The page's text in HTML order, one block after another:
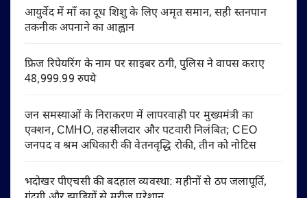
आयुर्वेद में माँ का दूध शिशु के लिए अमृत समान, सही स्तनपान
तकनीक अपनाने का आह्वान
फ्रिज रिपेयरिंग के नाम पर साइबर ठगी, पुलिस ने वापस कराए
48,999.99 रुपये
जन समस्याओं के निराकरण में लापरवाही पर मुख्यमंत्री का
एक्शन, CMHO, तहसीलदार और पटवारी निलंबित; CEO
जनपद व श्रम अधिकारी की वेतनवृद्धि रोकी, तीन को नोटिस
भदोखर पीएचसी की बदहाल व्यवस्था: महीनों से ठप जलापूर्ति,